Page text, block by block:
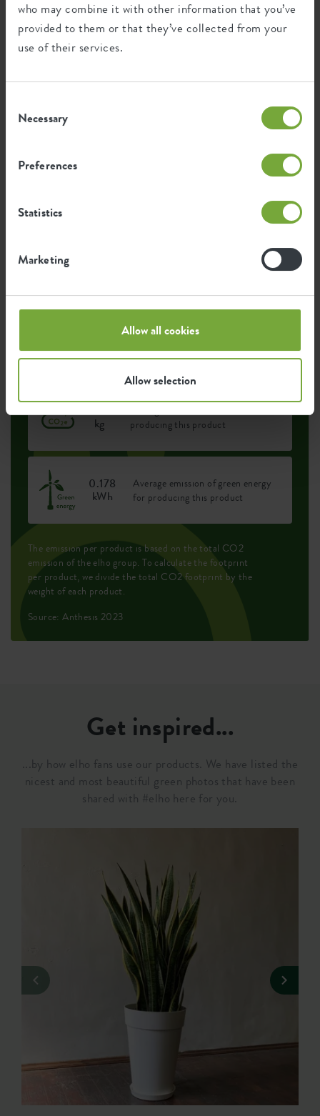
who may combine it with other information that you’ve
provided to them or that they’ve collected from your
use of their services.
Selection
Necessary
Preferences
Statistics
Marketing
Allow all cookies
Allow selection
Recycling
consumer waste and 88% post-industrial
Guarantee
years
Environmental footprint
kg
producing this product
0.178
kWh
Average emission of green energy
for producing this product
The emission per product is based on the total CO2
emission of the elho group. To calculate the footprint
per product, we divide the total CO2 footprint by the
weight of each product.
Source: Anthesis 2023
Get inspired...
...by how elho fans use our products. We have listed the
nicest and most beautiful green photos that have been
shared with #elho here for you.